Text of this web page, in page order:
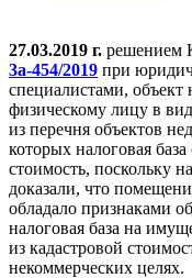
27.03.2019 г. решением
3а-454/2019 при
специалистами,
физическому лицу в
из перечня объектов
которых налоговая база
стоимость, поскольку
доказали, что
обладало признаками
налоговая база на
из кадастровой
некоммерческих целях.